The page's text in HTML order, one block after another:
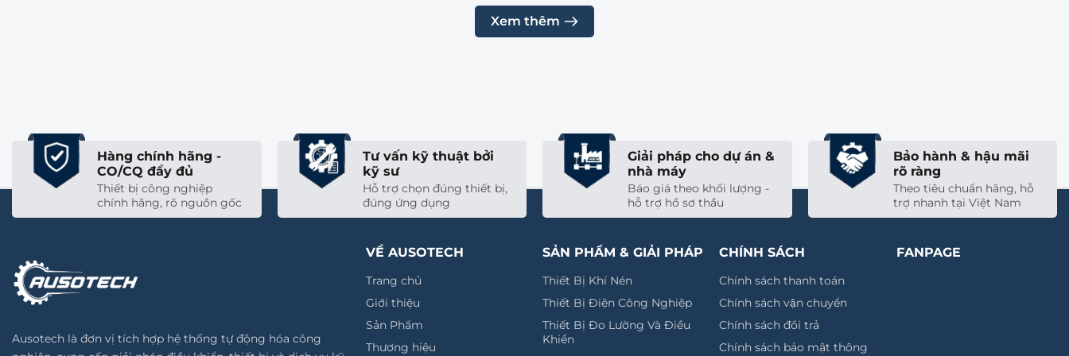
Loại Truyền Động
564212
5/3 pressurised
5/3 exhausted
5/3 closed
Điện
5/2 bistable Điện
566448 5/2 monostable Điện
Xem thêm
Hàng chính hãng -
CO/CQ đầy đủ
Thiết bị công nghiệp
chính hãng, rõ nguồn gốc
Tư vấn kỹ thuật bởi
kỹ sư
Hỗ trợ chọn đúng thiết bị,
đúng ứng dụng
Giải pháp cho dự án &
nhà máy
Báo giá theo khối lượng -
hỗ trợ hồ sơ thầu
Bảo hành & hậu mãi
rõ ràng
Theo tiêu chuẩn hãng, hỗ
trợ nhanh tại Việt Nam
Ausotech là đơn vị tích hợp hệ thống tự động hóa công
VỀ AUSOTECH
Trang chủ
Giới thiệu
Sản Phẩm
Thương hiệu
SẢN PHẨM & GIẢI PHÁP
Thiết Bị Khí Nén
Thiết Bị Điện Công Nghiệp
Thiết Bị Đo Lường Và Điều
Khiển
CHÍNH SÁCH
Chính sách thanh toán
Chính sách vận chuyển
Chính sách đổi trả
Chính sách bảo mật thông
FANPAGE